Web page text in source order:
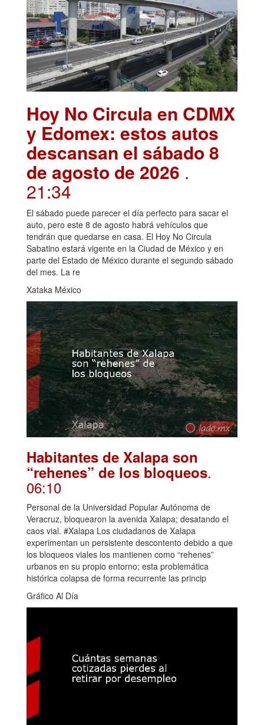
Hoy No Circula en CDMX
y Edomex: estos autos
descansan el sábado 8
de agosto de 2026 .
21:34
El sábado puede parecer el día perfecto para sacar el
auto, pero este 8 de agosto habrá vehículos que
tendrán que quedarse en casa. El Hoy No Circula
Sabatino estará vigente en la Ciudad de México y en
parte del Estado de México durante el segundo sábado
del mes. La re
Xataka México
Habitantes de Xalapa son
“rehenes” de los bloqueos.
06:10
Personal de la Universidad Popular Autónoma de
Veracruz, bloquearon la avenida Xalapa; desatando el
caos vial. #Xalapa Los ciudadanos de Xalapa
experimentan un persistente descontento debido a que
los bloqueos viales los mantienen como “rehenes”
urbanos en su propio entorno; esta problemática
histórica colapsa de forma recurrente las princip
Gráfico Al Día